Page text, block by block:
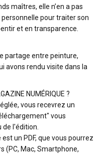
maîtres, elle n’en a pas
pour traiter son
et en transparence.
partage entre peinture,
avons rendu visite dans la
NUMÉRIQUE ?
vous recevrez un
vous
l'édition.
un PDF, que vous pourrez
(PC, Mac, Smartphone,